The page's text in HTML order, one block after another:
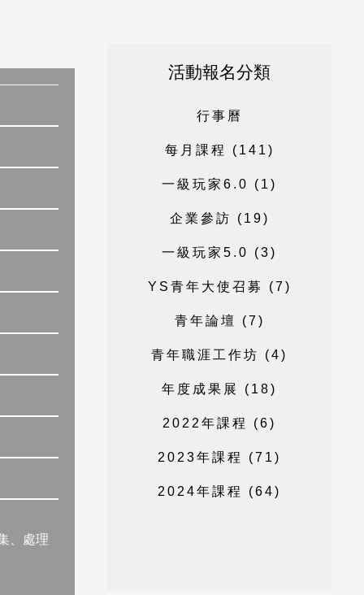
、處理
活動報名分類
行事 曆
每 月 課 程 ( 1 4 1 )
一 級 玩家 6 . 0 ( 1 )
企 業 參 訪 ( 1 9)
一 級 玩家 5 . 0 (3)
Y S 青年 大 使 召 募 (7 )
青年論壇 (7 )
青年職涯 工 作坊 (4)
年 度 成果 展 ( 1 8)
2 0 2 2 年課 程 (6)
2 0 2 3年課 程 (7 1 )
2 0 2 4年課 程 (64)